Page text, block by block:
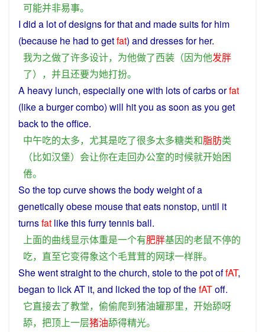
可能并非易事。
I did a lot ofdesignsforthatand madesuitsfor him
(because he had togetfat) and dressesforher.
我为之做了许多设计， 为他做了西装 （因为他发胖
了），并且还要为她打扮。
A heavy lunch, especiallyone with lotsof carbsorfat
(likeaburgercombo) will hityou as soon as you get
backtotheoffice.
中午吃的太多， 尤其是吃了很多太多糖类和脂肪类
（比如汉堡） 会让你在走回办公室的时候就开始困
倦。
Sothetopcurveshowsthe body weightofa
geneticallyobese mousethateats nonstop, until it
turnsfat likethisfurrytennis ball.
上面的曲线显示体重是一个有肥胖基因的老鼠不停的
吃， 直至它变得象这个毛茸茸的网球一样胖。
She wentstraighttothechurch, stoleto thepotoffAT,
began to lickAT it, and licked thetopof thefAToff.
它直接去了教堂， 偷偷爬到猪油罐那里， 开始舔呀
舔， 把顶上一层猪油舔得精光。